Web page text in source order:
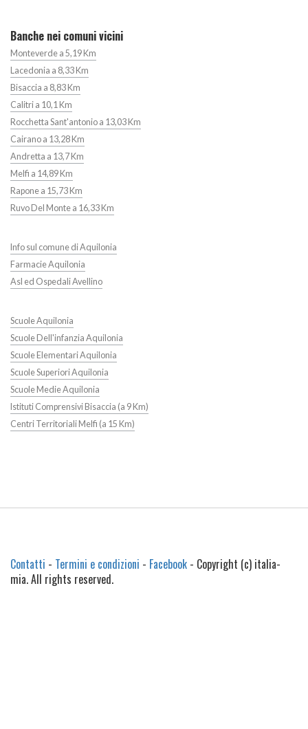
Banche nei comuni vicini
Monteverde a 5,19 Km
Lacedonia a 8,33 Km
Bisaccia a 8,83 Km
Calitri a 10,1 Km
Rocchetta Sant'antonio a 13,03 Km
Cairano a 13,28 Km
Andretta a 13,7 Km
Melfi a 14,89 Km
Rapone a 15,73 Km
Ruvo Del Monte a 16,33 Km
Info sul comune di Aquilonia
Farmacie Aquilonia
Asl ed Ospedali Avellino
Scuole Aquilonia
Scuole Dell'infanzia Aquilonia
Scuole Elementari Aquilonia
Scuole Superiori Aquilonia
Scuole Medie Aquilonia
Istituti Comprensivi Bisaccia (a 9 Km)
Centri Territoriali Melfi (a 15 Km)
Contatti - Termini e condizioni - Facebook - Copyright (c) italia-
mia. All rights reserved.